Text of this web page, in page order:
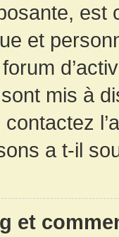
est
et
mis à
a t-il
et